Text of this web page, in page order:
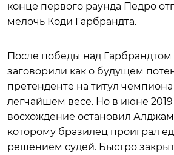
конце первого раунда Педро
мелочь Коди Гарбрандта.
После победы над
заговорили как о будущем
претенденте на титул чемпиона
легчайшем весе. Но в июне 2019
восхождение остановил
которому бразилец проиграл
решением судей. Быстро